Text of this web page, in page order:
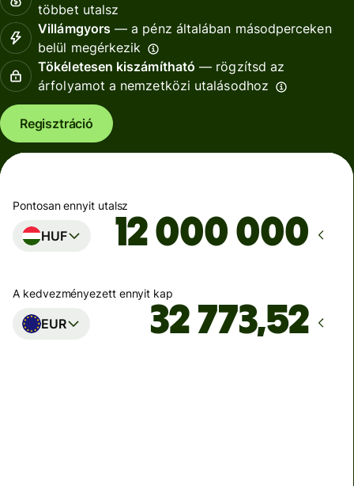
többet utalsz
Villámgyors — a pénz általában másodperceken
belül megérkezik
Tökéletesen kiszámítható — rögzítsd az
árfolyamot a nemzetközi utalásodhoz
Regisztráció
Pontosan ennyit utalsz
HUF
A kedvezményezett ennyit kap
EUR